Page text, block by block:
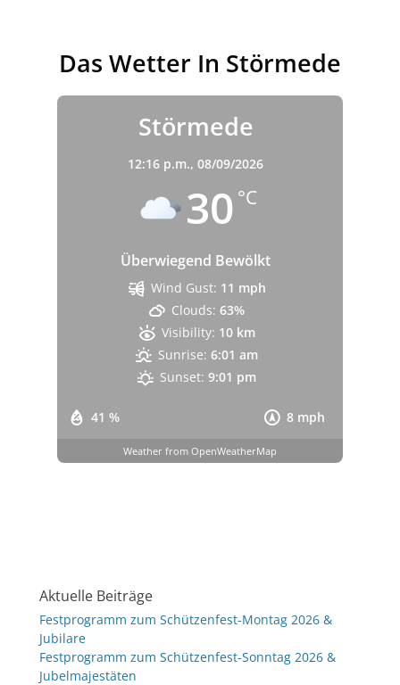
Das Wetter In Störmede
Störmede
12:16 p.m., 08/09/2026
30 °C
Überwiegend Bewölkt
41 % 8 mph
Wind Gust: 11 mph
Clouds: 63%
Visibility: 10 km
Sunrise: 6:01 am
Sunset: 9:01 pm
Weather from OpenWeatherMap
Aktuelle Beiträge
Festprogramm zum Schützenfest-Montag 2026 &
Jubilare
Festprogramm zum Schützenfest-Sonntag 2026 &
Jubelmajestäten